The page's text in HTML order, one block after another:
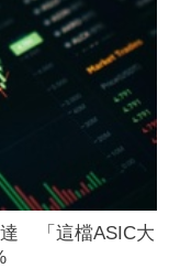
達 「這檔ASIC大